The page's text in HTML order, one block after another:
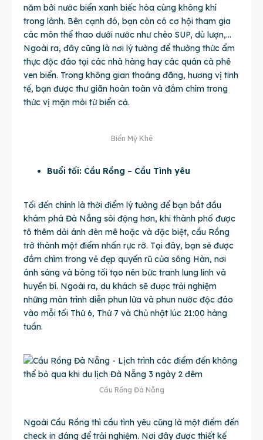
năm bởi nước biển xanh biếc hòa cùng không khí
trong lành. Bên cạnh đó, bạn còn có cơ hội tham gia
các môn thể thao dưới nước như chèo SUP, dù lượn,…
Ngoài ra, đây cũng là nơi lý tưởng để thưởng thức ẩm
thực độc đáo tại các nhà hàng hay các quán cà phê
ven biển. Trong không gian thoáng đãng, hương vị tinh
tế, bạn được thư giãn hoàn toàn và đắm chìm trong
thức vị mặn mòi từ biển cả.
Biển Mỹ Khê
Buổi tối: Cầu Rồng – Cầu Tình yêu
Tối đến chính là thời điểm lý tưởng để bạn bắt đầu
khám phá Đà Nẵng sôi động hơn, khi thành phố được
tô thêm dải ánh đèn mê hoặc và đặc biệt, cầu Rồng
trở thành một điểm nhấn rực rỡ. Tại đây, bạn sẽ được
đắm chìm trong vẻ đẹp quyến rũ của sông Hàn, nơi
ánh sáng và bóng tối tạo nên bức tranh lung linh và
huyền bí. Ngoài ra, du khách sẽ được trải nghiệm
những màn trình diễn phun lửa và phun nước độc đáo
vào mỗi tối Thứ 6, Thứ 7 và Chủ nhật lúc 21:00 hàng
tuần.
Cầu Rồng Đà Nẵng
Ngoài Cầu Rồng thì cầu tình yêu cũng là một điểm đến
check in đáng để trải nghiệm. Nơi đây được thiết kế